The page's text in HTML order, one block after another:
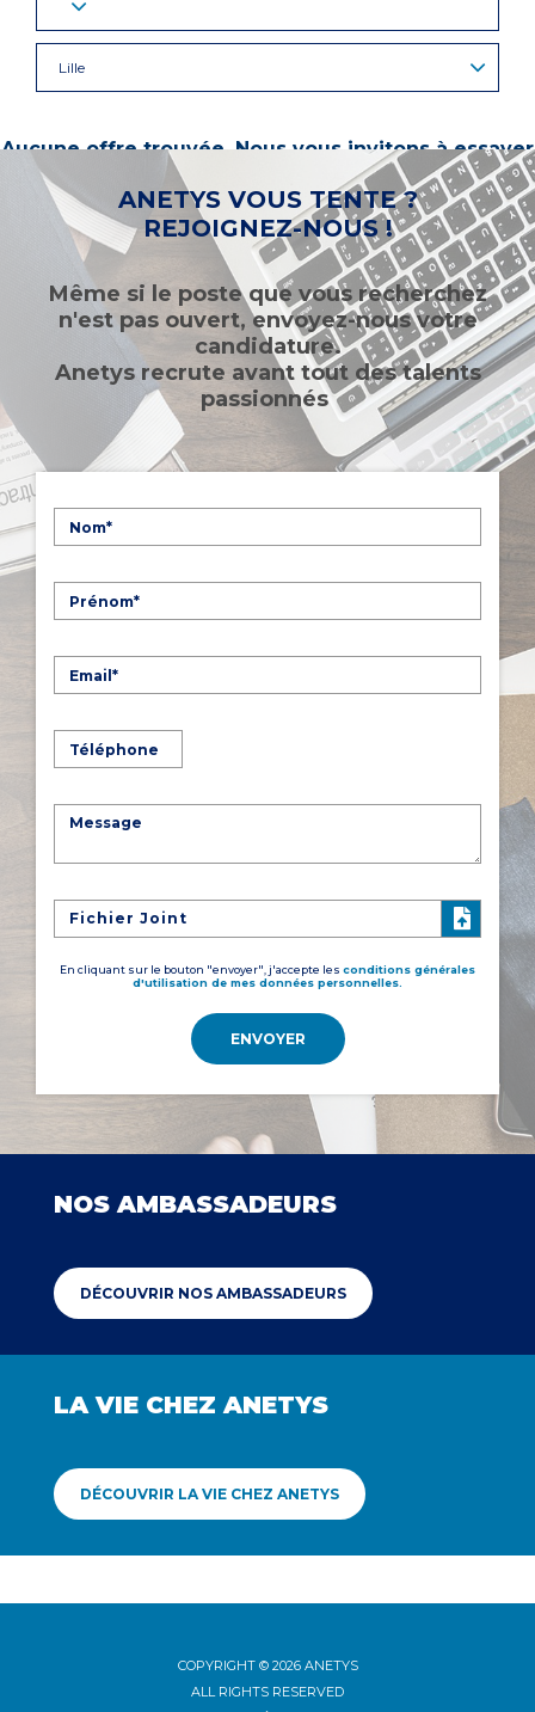
Lille
Aucune offre trouvée. Nous vous invitons à essayer
d’autres mots-clés ou à sélectionner un « métier ».
ANETYS VOUS TENTE ?
REJOIGNEZ-NOUS !
Même si le poste que vous recherchez
n'est pas ouvert, envoyez-nous votre
candidature.
Anetys recrute avant tout des talents
passionnés
Fichier Joint
En cliquant sur le bouton "envoyer", j'accepte les conditions générales
d'utilisation de mes données personnelles.
ENVOYER
NOS AMBASSADEURS
DÉCOUVRIR NOS AMBASSADEURS
LA VIE CHEZ ANETYS
DÉCOUVRIR LA VIE CHEZ ANETYS
COPYRIGHT © 2026 ANETYS
ALL RIGHTS RESERVED